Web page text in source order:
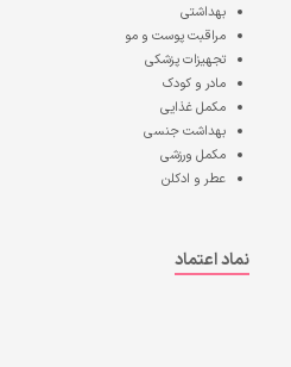
بهداشتی
مراقبت پوست و مو
تجهیزات پزشکی
مادر و کودک
مکمل غذایی
بهداشت جنسی
مکمل ورزشی
عطر و ادکلن
نماد اعتماد